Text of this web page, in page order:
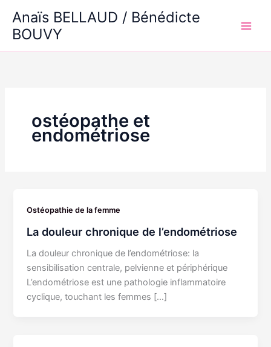
contenu
Anaïs BELLAUD / Bénédicte
BOUVY
ostéopathe et
endométriose
Ostéopathie de la femme
La douleur chronique de l’endométriose
La douleur chronique de l’endométriose: la
sensibilisation centrale, pelvienne et périphérique
L’endométriose est une pathologie inflammatoire
cyclique, touchant les femmes […]